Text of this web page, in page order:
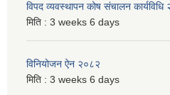
विपद व्यवस्थापन कोष संचालन कार्यविधि
मिति : 3 weeks 6 days
विनियोजन ऐन २०८२
मिति : 3 weeks 6 days